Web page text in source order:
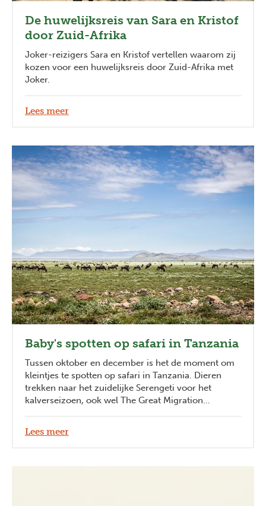
De huwelijksreis van Sara en Kristof
door Zuid-Afrika
Joker-reizigers Sara en Kristof vertellen waarom zij
kozen voor een huwelijksreis door Zuid-Afrika met
Joker.
Lees meer
Baby's spotten op safari in Tanzania
Tussen oktober en december is het de moment om
kleintjes te spotten op safari in Tanzania. Dieren
trekken naar het zuidelijke Serengeti voor het
kalverseizoen, ook wel The Great Migration
Lees meer